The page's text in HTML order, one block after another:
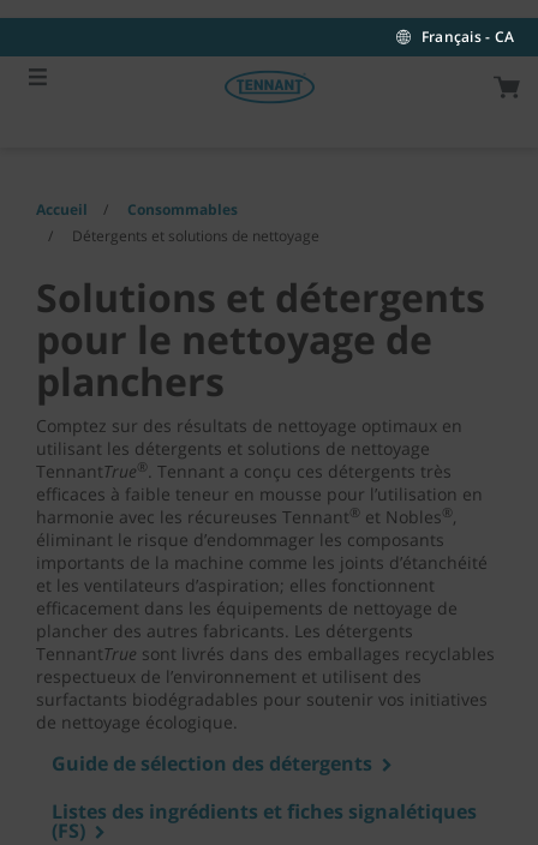
content
navigation
menu
Français - CA
Accueil
Consommables
Détergents et solutions de nettoyage
Solutions et détergents
pour le nettoyage de
planchers
Comptez sur des résultats de nettoyage optimaux en
utilisant les détergents et solutions de nettoyage
TennantTrue®. Tennant a conçu ces détergents très
efficaces à faible teneur en mousse pour l’utilisation en
harmonie avec les récureuses Tennant® et Nobles®,
éliminant le risque d’endommager les composants
importants de la machine comme les joints d’étanchéité
et les ventilateurs d’aspiration; elles fonctionnent
efficacement dans les équipements de nettoyage de
plancher des autres fabricants. Les détergents
TennantTrue sont livrés dans des emballages recyclables
respectueux de l’environnement et utilisent des
surfactants biodégradables pour soutenir vos initiatives
de nettoyage écologique.
Guide de sélection des détergents
Listes des ingrédients et fiches signalétiques
(FS)